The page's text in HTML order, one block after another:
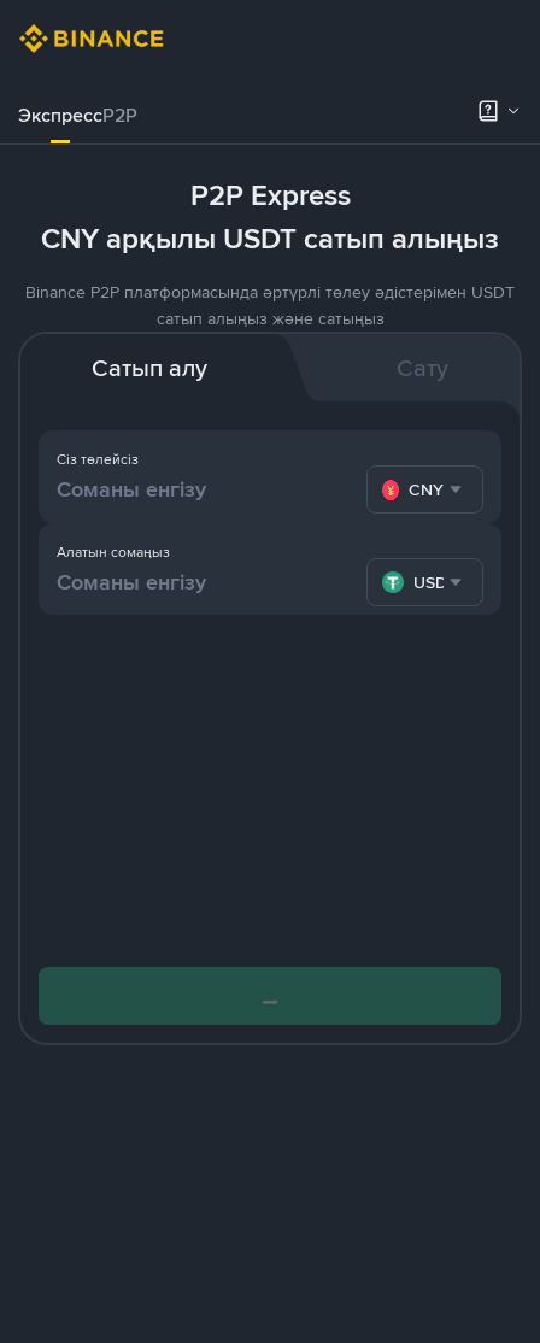
ЭкспрессP2P
P2P Express
CNY арқылы USDT сатып алыңыз
Binance P2P платформасында әртүрлі төлеу әдістерімен USDT
сатып алыңыз және сатыңыз
Сатып алу Сату
Сіз төлейсіз
CNY
Алатын сомаңыз
USDT